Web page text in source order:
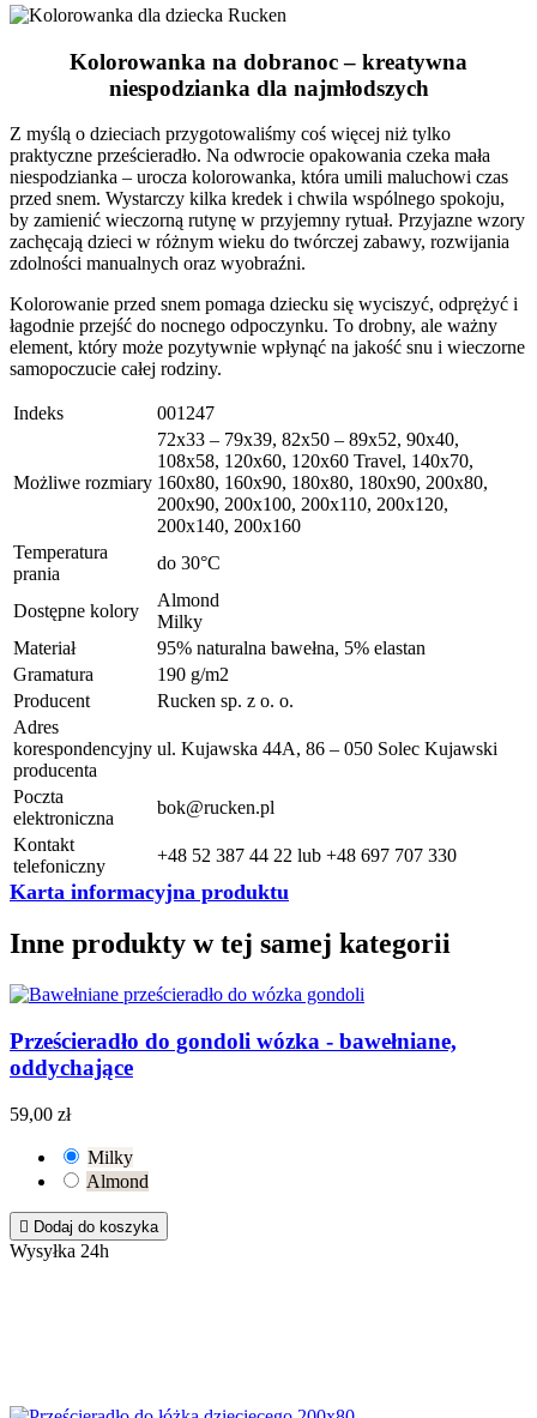
Kolorowanka na dobranoc – kreatywna
niespodzianka dla najmłodszych
Z myślą o dzieciach przygotowaliśmy coś więcej niż tylko
praktyczne prześcieradło. Na odwrocie opakowania czeka mała
niespodzianka – urocza kolorowanka, która umili maluchowi czas
przed snem. Wystarczy kilka kredek i chwila wspólnego spokoju,
by zamienić wieczorną rutynę w przyjemny rytuał. Przyjazne wzory
zachęcają dzieci w różnym wieku do twórczej zabawy, rozwijania
zdolności manualnych oraz wyobraźni.
Kolorowanie przed snem pomaga dziecku się wyciszyć, odprężyć i
łagodnie przejść do nocnego odpoczynku. To drobny, ale ważny
element, który może pozytywnie wpłynąć na jakość snu i wieczorne
samopoczucie całej rodziny.
Indeks 001247
Możliwe rozmiary
72x33 – 79x39, 82x50 – 89x52, 90x40,
108x58, 120x60, 120x60 Travel, 140x70,
160x80, 160x90, 180x80, 180x90, 200x80,
200x90, 200x100, 200x110, 200x120,
200x140, 200x160
Temperatura
prania
do 30°C
Dostępne kolory
Almond
Milky
Materiał
95% naturalna bawełna, 5% elastan
Gramatura
190 g/m2
Producent
Rucken sp. z o. o.
Adres
korespondencyjny
producenta
ul. Kujawska 44A, 86 – 050 Solec Kujawski
Poczta
elektroniczna
bok@rucken.pl
Kontakt
telefoniczny
+48 52 387 44 22 lub +48 697 707 330
Karta informacyjna produktu
Inne produkty w tej samej kategorii
Prześcieradło do gondoli wózka - bawełniane,
oddychające
59,00 zł
Milky
Almond
 Dodaj do koszyka
Wysyłka 24h